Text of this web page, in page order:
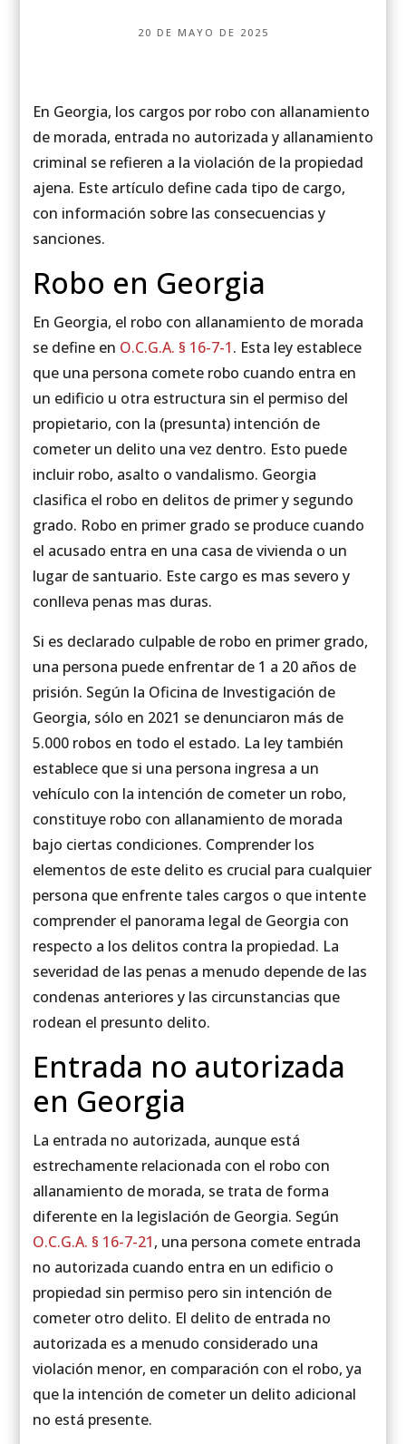
20 DE MAYO DE 2025
En Georgia, los cargos por robo con allanamiento
de morada, entrada no autorizada y allanamiento
criminal se refieren a la violación de la propiedad
ajena. Este artículo define cada tipo de cargo,
con información sobre las consecuencias y
sanciones.
Robo en Georgia
En Georgia, el robo con allanamiento de morada
se define en O.C.G.A. § 16-7-1. Esta ley establece
que una persona comete robo cuando entra en
un edificio u otra estructura sin el permiso del
propietario, con la (presunta) intención de
cometer un delito una vez dentro. Esto puede
incluir robo, asalto o vandalismo. Georgia
clasifica el robo en delitos de primer y segundo
grado. Robo en primer grado se produce cuando
el acusado entra en una casa de vivienda o un
lugar de santuario. Este cargo es mas severo y
conlleva penas mas duras.
Si es declarado culpable de robo en primer grado,
una persona puede enfrentar de 1 a 20 años de
prisión. Según la Oficina de Investigación de
Georgia, sólo en 2021 se denunciaron más de
5.000 robos en todo el estado. La ley también
establece que si una persona ingresa a un
vehículo con la intención de cometer un robo,
constituye robo con allanamiento de morada
bajo ciertas condiciones. Comprender los
elementos de este delito es crucial para cualquier
persona que enfrente tales cargos o que intente
comprender el panorama legal de Georgia con
respecto a los delitos contra la propiedad. La
severidad de las penas a menudo depende de las
condenas anteriores y las circunstancias que
rodean el presunto delito.
Entrada no autorizada
en Georgia
La entrada no autorizada, aunque está
estrechamente relacionada con el robo con
allanamiento de morada, se trata de forma
diferente en la legislación de Georgia. Según
O.C.G.A. § 16-7-21, una persona comete entrada
no autorizada cuando entra en un edificio o
propiedad sin permiso pero sin intención de
cometer otro delito. El delito de entrada no
autorizada es a menudo considerado una
violación menor, en comparación con el robo, ya
que la intención de cometer un delito adicional
no está presente.